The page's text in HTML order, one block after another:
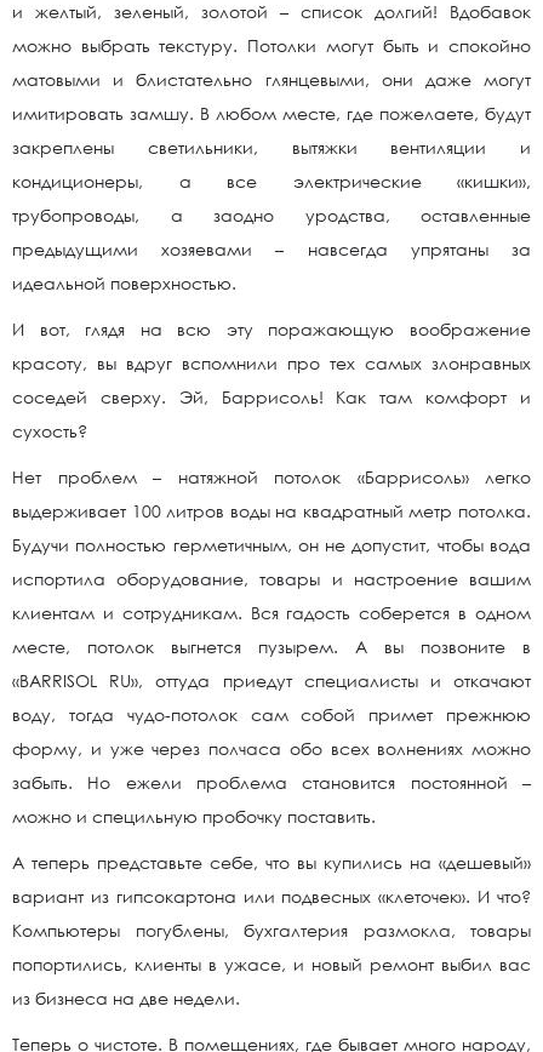
и желтый, зеленый, золотой – список долгий! Вдобавок
можно выбрать текстуру. Потолки могут быть и спокойно
матовыми и блистательно глянцевыми, они даже могут
имитировать замшу. В любом месте, где пожелаете, будут
закреплены светильники, вытяжки вентиляции и
кондиционеры, а все электрические «кишки»,
трубопроводы, а заодно уродства, оставленные
предыдущими хозяевами – навсегда упрятаны за
идеальной поверхностью.
И вот, глядя на всю эту поражающую воображение
красоту, вы вдруг вспомнили про тех самых злонравных
соседей сверху. Эй, Баррисоль! Как там комфорт и
сухость?
Нет проблем – натяжной потолок «Баррисоль» легко
выдерживает 100 литров воды на квадратный метр потолка.
Будучи полностью герметичным, он не допустит, чтобы вода
испортила оборудование, товары и настроение вашим
клиентам и сотрудникам. Вся гадость соберется в одном
месте, потолок выгнется пузырем. А вы позвоните в
«BARRISOL RU», оттуда приедут специалисты и откачают
воду, тогда чудо-потолок сам собой примет прежнюю
форму, и уже через полчаса обо всех волнениях можно
забыть. Но ежели проблема становится постоянной –
можно и специльную пробочку поставить.
А теперь представьте себе, что вы купились на «дешевый»
вариант из гипсокартона или подвесных «клеточек». И что?
Компьютеры погублены, бухгалтерия размокла, товары
попортились, клиенты в ужасе, и новый ремонт выбил вас
из бизнеса на две недели.
Теперь о чистоте. В помещениях, где бывает много народу,